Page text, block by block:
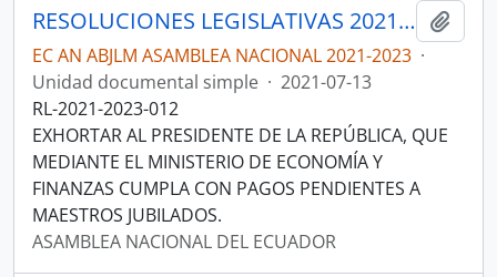
RESOLUCIONES LEGISLATIVAS 2021-2023
EC AN ABJLM ASAMBLEA NACIONAL 2021-2023 ·
Unidad documental simple · 2021-07-13
RL-2021-2023-012
EXHORTAR AL PRESIDENTE DE LA REPÚBLICA, QUE
MEDIANTE EL MINISTERIO DE ECONOMÍA Y
FINANZAS CUMPLA CON PAGOS PENDIENTES A
MAESTROS JUBILADOS.
ASAMBLEA NACIONAL DEL ECUADOR